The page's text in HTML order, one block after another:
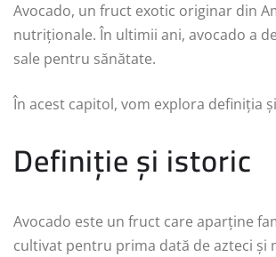
Avocado, un fruct exotic originar din
nutriționale. În ultimii ani, avocado a
sale pentru sănătate.
În acest capitol, vom explora definiția
Definiție și istoric
Avocado este un fruct care aparține
cultivat pentru prima dată de azteci și